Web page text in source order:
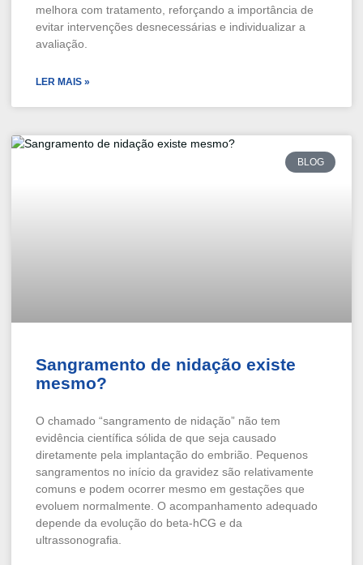
melhora com tratamento, reforçando a importância de
evitar intervenções desnecessárias e individualizar a
avaliação.
LER MAIS »
BLOG
Sangramento de nidação existe
mesmo?
O chamado “sangramento de nidação” não tem
evidência científica sólida de que seja causado
diretamente pela implantação do embrião. Pequenos
sangramentos no início da gravidez são relativamente
comuns e podem ocorrer mesmo em gestações que
evoluem normalmente. O acompanhamento adequado
depende da evolução do beta-hCG e da
ultrassonografia.